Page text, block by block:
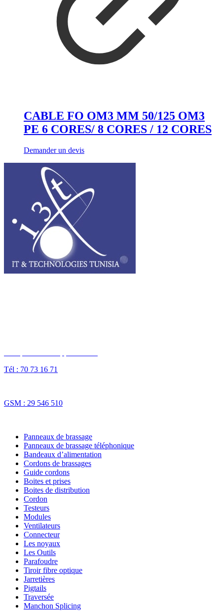
CABLE FO OM3 MM 50/125 OM3
PE 6 CORES/ 8 CORES / 12 CORES
Demander un devis
Tél : 70 73 16 71
GSM : 29 546 510
Panneaux de brassage
Panneaux de brassage téléphonique
Bandeaux d’alimentation
Cordons de brassages
Guide cordons
Boites et prises
Boites de distribution
Cordon
Testeurs
Modules
Ventilateurs
Connecteur
Les noyaux
Les Outils
Parafoudre
Tiroir fibre optique
Jarretières
Pigtails
Traversée
Manchon Splicing